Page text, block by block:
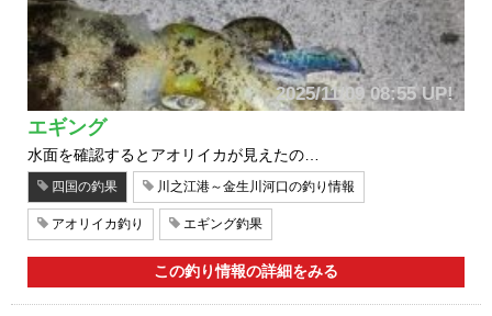
2025/11/09 08:55 UP!
エギング
水面を確認するとアオリイカが見えたの…
四国の釣果 川之江港～金生川河口の釣り情報
アオリイカ釣り エギング釣果
この釣り情報の詳細をみる